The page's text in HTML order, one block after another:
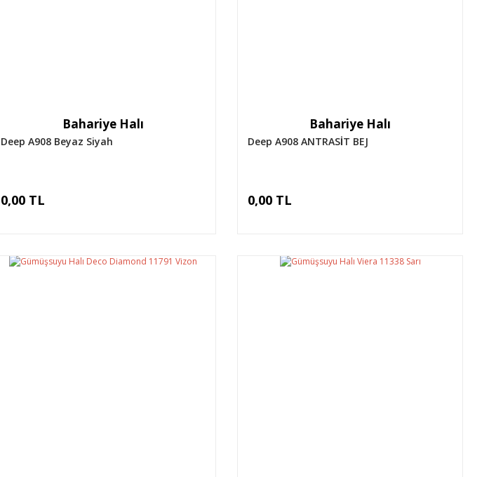
Bahariye Halı
Deep A908 Beyaz Siyah
0,00 TL
Bahariye Halı
Deep A908 ANTRASİT BEJ
0,00 TL